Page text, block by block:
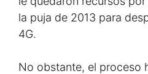
la puja de 2013 para
4G.
No obstante, el proceso